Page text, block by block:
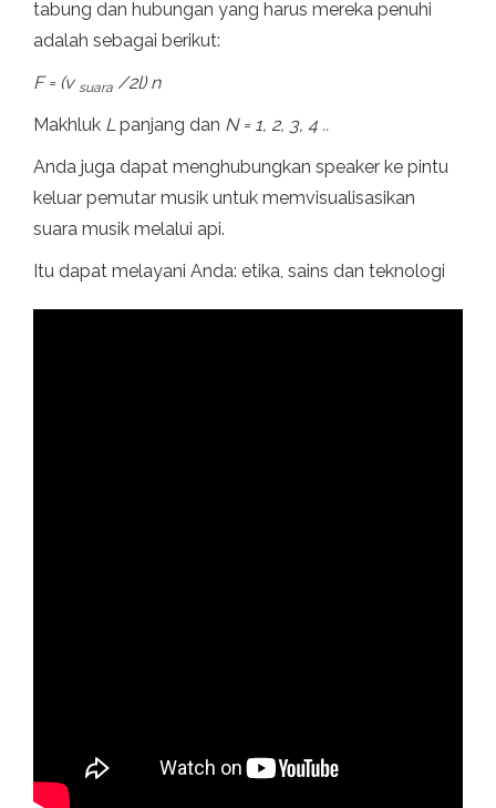
tabung dan hubungan yang harus mereka penuhi
adalah sebagai berikut:
F = (v suara /2l) n
Makhluk Lpanjang dan N = 1, 2, 3, 4 ..
Anda juga dapat menghubungkan speaker ke pintu
keluar pemutar musik untuk memvisualisasikan
suara musik melalui api.
Itu dapat melayani Anda: etika, sains dan teknologi